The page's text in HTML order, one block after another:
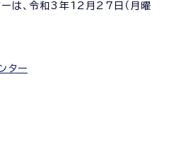
ーは、令和3年12月27日（月曜
ター